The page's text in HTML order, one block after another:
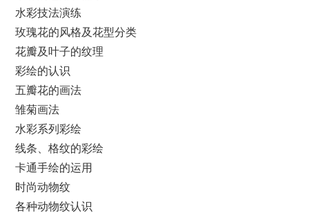
水彩技法演练
玫瑰花的风格及花型分类
花瓣及叶子的纹理
彩绘的认识
五瓣花的画法
雏菊画法
水彩系列彩绘
线条、格纹的彩绘
卡通手绘的运用
时尚动物纹
各种动物纹认识